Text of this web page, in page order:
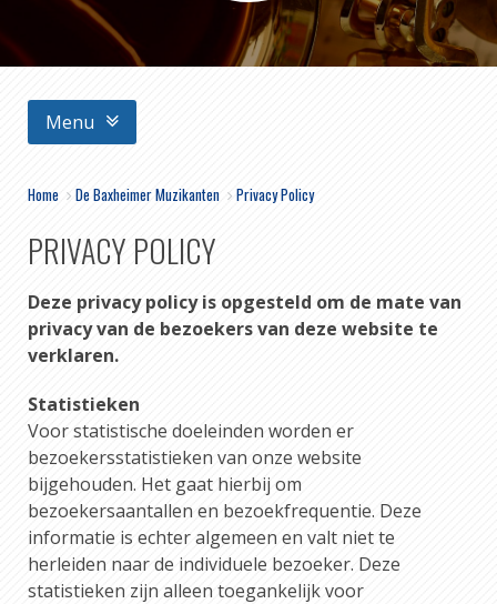
Menu
Home > De Baxheimer Muzikanten > Privacy Policy
PRIVACY POLICY
Deze privacy policy is opgesteld om de mate van
privacy van de bezoekers van deze website te
verklaren.
Statistieken
Voor statistische doeleinden worden er
bezoekersstatistieken van onze website
bijgehouden. Het gaat hierbij om
bezoekersaantallen en bezoekfrequentie. Deze
informatie is echter algemeen en valt niet te
herleiden naar de individuele bezoeker. Deze
statistieken zijn alleen toegankelijk voor